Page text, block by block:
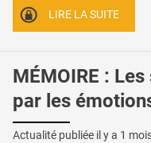
LIRE LA SUITE
MÉMOIRE :
par les
Actualité publiée il y a 1